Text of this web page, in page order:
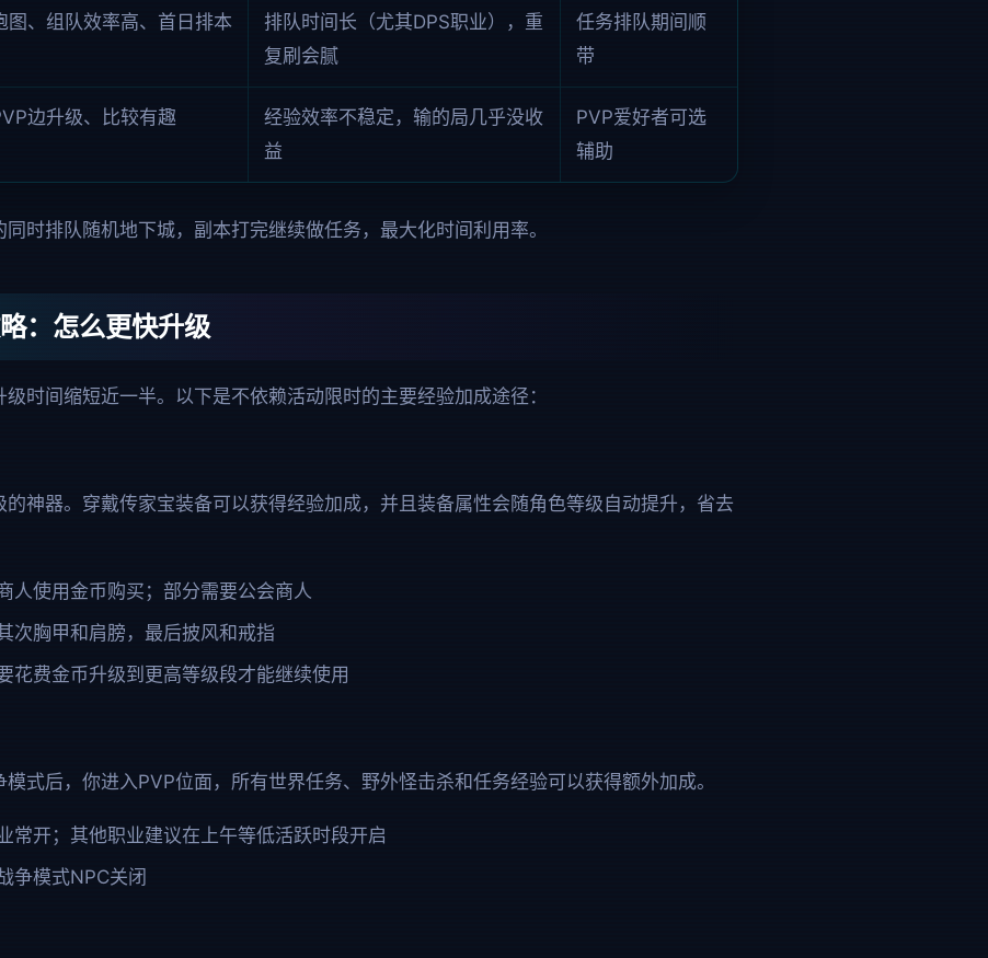
图、组队效率高、首日排本
排队时间长（尤其DPS职业），重
复刷会腻
任务排队期间顺
带
边升级、比较有趣
经验效率不稳定，输的局几乎没收
益
PVP爱好者可选
辅助
时排队随机地下城，副本打完继续做任务，最大化时间利用率。
：怎么更快升级
时间缩短近一半。以下是不依赖活动限时的主要经验加成途径：
神器。穿戴传家宝装备可以获得经验加成，并且装备属性会随角色等级自动提升，省去
人使用金币购买；部分需要公会商人
次胸甲和肩膀，最后披风和戒指
花费金币升级到更高等级段才能继续使用
式后，你进入PVP位面，所有世界任务、野外怪击杀和任务经验可以获得额外加成。
常开；其他职业建议在上午等低活跃时段开启
争模式NPC关闭